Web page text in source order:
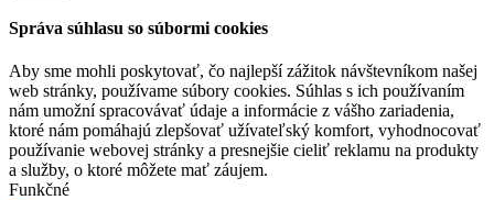
Správa súhlasu so súbormi cookies
Aby sme mohli poskytovať, čo najlepší zážitok návštevníkom našej
web stránky, používame súbory cookies. Súhlas s ich používaním
nám umožní spracovávať údaje a informácie z vášho zariadenia,
ktoré nám pomáhajú zlepšovať užívateľský komfort, vyhodnocovať
používanie webovej stránky a presnejšie cieliť reklamu na produkty
a služby, o ktoré môžete mať záujem.
Funkčné